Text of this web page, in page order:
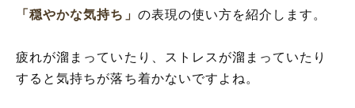
「穏やかな気持ち」 の表現の使い方を紹介します。
疲れが溜まっていたり、ストレスが溜まっていたり
すると気持ちが落ち着かないですよね。